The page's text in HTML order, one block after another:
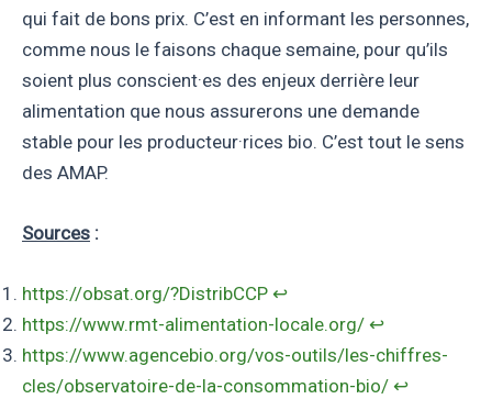
qui fait de bons prix. C’est en informant les personnes,
comme nous le faisons chaque semaine, pour qu’ils
soient plus conscient·es des enjeux derrière leur
alimentation que nous assurerons une demande
stable pour les producteur·rices bio. C’est tout le sens
des AMAP.
Sources :
https://obsat.org/?DistribCCP ↩︎
https://www.rmt-alimentation-locale.org/ ↩︎
https://www.agencebio.org/vos-outils/les-chiffres-
cles/observatoire-de-la-consommation-bio/ ↩︎